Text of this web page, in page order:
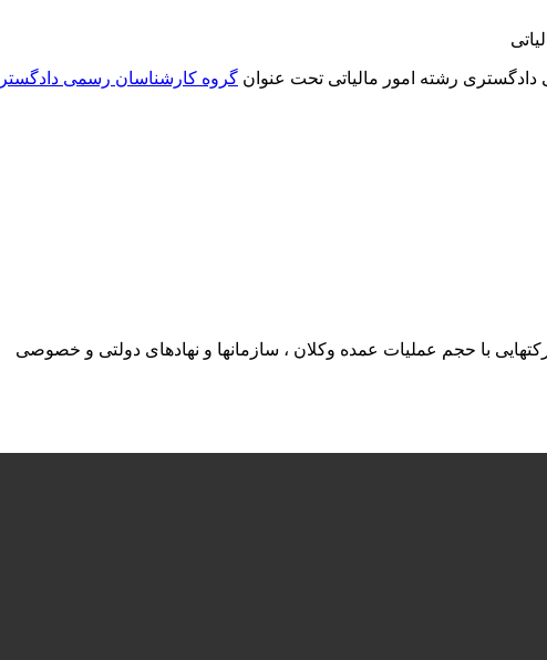
رشته امور مالیاتی تحت عنوان گروه کارشناسان رسمی
با حجم عملیات عمده وکلان ، سازمانها و نهادهای دولتی و خصوصی